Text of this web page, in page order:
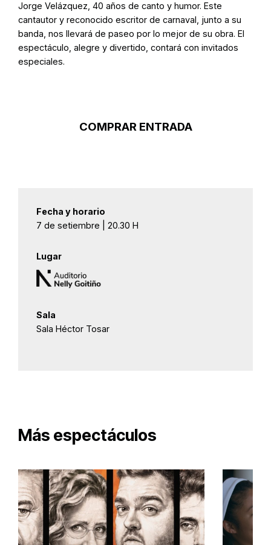
Jorge Velázquez, 40 años de canto y humor. Este
cantautor y reconocido escritor de carnaval, junto a su
banda, nos llevará de paseo por lo mejor de su obra. El
espectáculo, alegre y divertido, contará con invitados
especiales.
COMPRAR ENTRADA
Fecha y horario
7 de setiembre | 20.30 H
Lugar
Sala
Sala Héctor Tosar
Más espectáculos